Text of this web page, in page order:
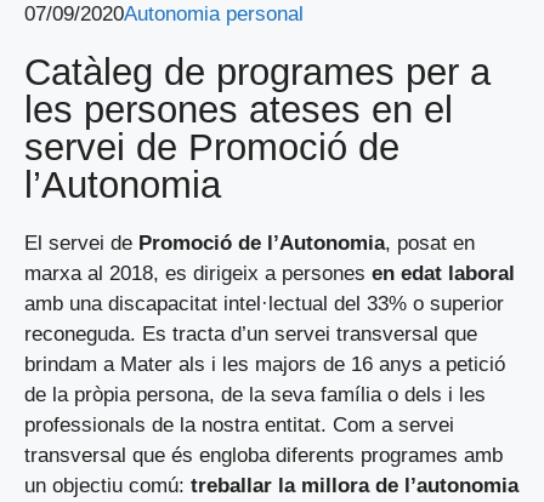
07/09/2020Autonomia personal
Catàleg de programes per a
les persones ateses en el
servei de Promoció de
l’Autonomia
El servei de Promoció de l’Autonomia, posat en
marxa al 2018, es dirigeix a persones en edat laboral
amb una discapacitat intel·lectual del 33% o superior
reconeguda. Es tracta d’un servei transversal que
brindam a Mater als i les majors de 16 anys a petició
de la pròpia persona, de la seva família o dels i les
professionals de la nostra entitat. Com a servei
transversal que és engloba diferents programes amb
un objectiu comú: treballar la millora de l’autonomia